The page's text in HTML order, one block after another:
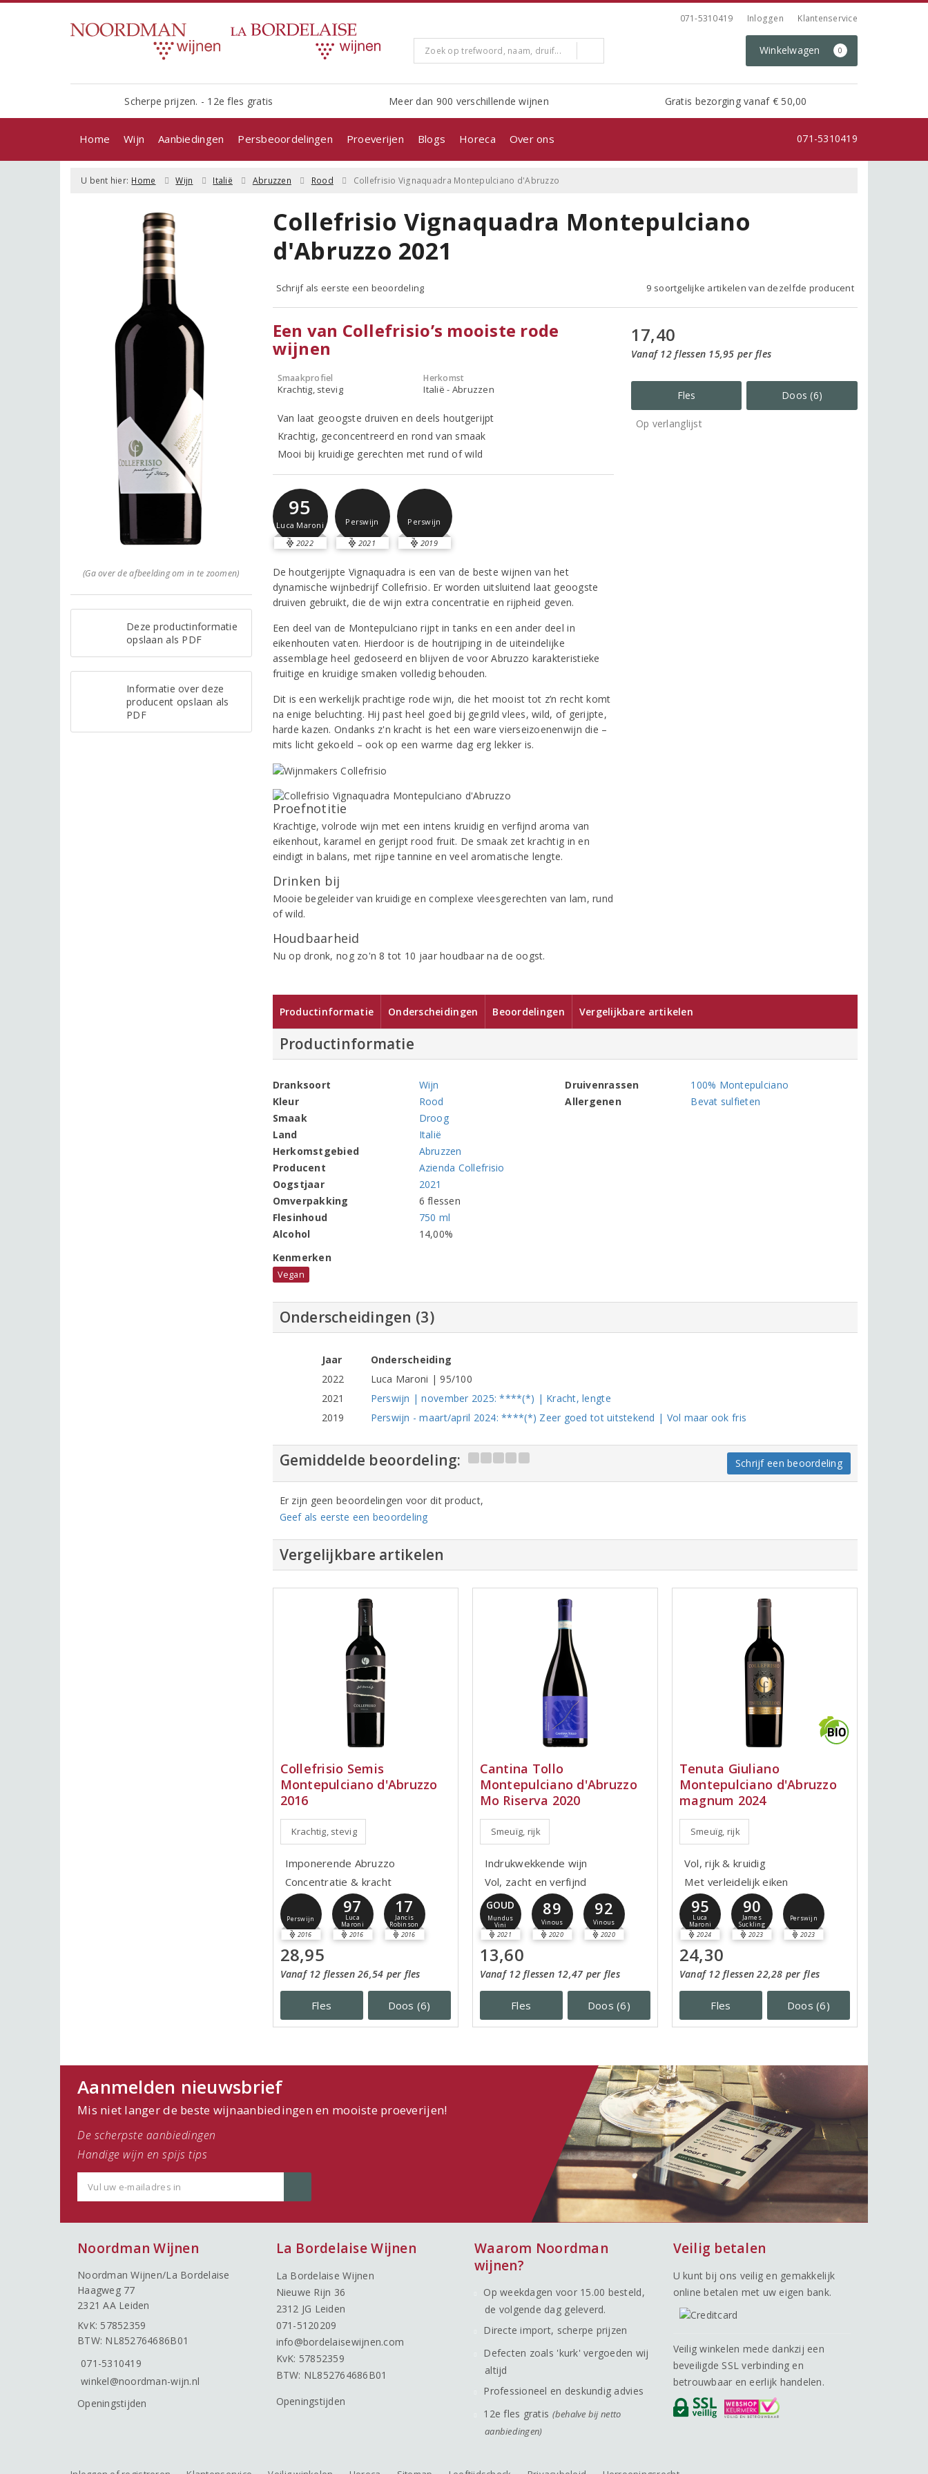
071-5310419 Inloggen Klantenservice
Winkelwagen 0
Scherpe prijzen. - 12e fles gratis Meer dan 900 verschillende wijnen Gratis bezorging vanaf € 50,00
Home Wijn Aanbiedingen Persbeoordelingen Proeverijen Blogs Horeca Over ons 071-5310419
U bent hier: Home Wijn Italië Abruzzen Rood Collefrisio Vignaquadra Montepulciano d'Abruzzo
(Ga over de afbeelding om in te zoomen)
Deze productinformatie
opslaan als PDF
Informatie over deze
producent opslaan als
PDF
Collefrisio Vignaquadra Montepulciano
d'Abruzzo 2021
Schrijf als eerste een beoordeling 9 soortgelijke artikelen van dezelfde producent
Een van Collefrisio’s mooiste rode
wijnen
Smaakprofiel
Krachtig, stevig
Herkomst
Italië - Abruzzen
Van laat geoogste druiven en deels houtgerijpt
Krachtig, geconcentreerd en rond van smaak
Mooi bij kruidige gerechten met rund of wild
95
Luca Maroni
2022
Perswijn
2021
Perswijn
2019
De houtgerijpte Vignaquadra is een van de beste wijnen van het
dynamische wijnbedrijf Collefrisio. Er worden uitsluitend laat geoogste
druiven gebruikt, die de wijn extra concentratie en rijpheid geven.
Een deel van de Montepulciano rijpt in tanks en een ander deel in
eikenhouten vaten. Hierdoor is de houtrijping in de uiteindelijke
assemblage heel gedoseerd en blijven de voor Abruzzo karakteristieke
fruitige en kruidige smaken volledig behouden.
Dit is een werkelijk prachtige rode wijn, die het mooist tot z’n recht komt
na enige beluchting. Hij past heel goed bij gegrild vlees, wild, of gerijpte,
harde kazen. Ondanks z'n kracht is het een ware vierseizoenenwijn die –
mits licht gekoeld – ook op een warme dag erg lekker is.
Proefnotitie
Krachtige, volrode wijn met een intens kruidig en verfijnd aroma van
eikenhout, karamel en gerijpt rood fruit. De smaak zet krachtig in en
eindigt in balans, met rijpe tannine en veel aromatische lengte.
Drinken bij
Mooie begeleider van kruidige en complexe vleesgerechten van lam, rund
of wild.
Houdbaarheid
Nu op dronk, nog zo'n 8 tot 10 jaar houdbaar na de oogst.
17,40
Vanaf 12 flessen 15,95 per fles
Fles Doos (6)
Op verlanglijst
Productinformatie Onderscheidingen Beoordelingen Vergelijkbare artikelen
Productinformatie
Dranksoort
Wijn
Kleur
Rood
Smaak
Droog
Land
Italië
Herkomstgebied
Abruzzen
Producent
Azienda Collefrisio
Oogstjaar
2021
Omverpakking
6 flessen
Flesinhoud
750 ml
Alcohol
14,00%
Druivenrassen
100% Montepulciano
Allergenen
Bevat sulfieten
Kenmerken
Vegan
Onderscheidingen (3)
Jaar
Onderscheiding
2022
Luca Maroni | 95/100
2021
Perswijn | november 2025: ****(*) | Kracht, lengte
2019
Perswijn - maart/april 2024: ****(*) Zeer goed tot uitstekend | Vol maar ook fris
Gemiddelde beoordeling: Schrijf een beoordeling
Er zijn geen beoordelingen voor dit product,
Geef als eerste een beoordeling
Vergelijkbare artikelen
Collefrisio Semis
Montepulciano d'Abruzzo
2016
Krachtig, stevig
Imponerende Abruzzo
Concentratie & kracht
Perswijn
2016
97
Luca
Maroni
2016
17
Jancis
Robinson
2016
28,95
Vanaf 12 flessen 26,54 per fles
Fles Doos (6)
Cantina Tollo
Montepulciano d'Abruzzo
Mo Riserva 2020
Smeuïg, rijk
Indrukwekkende wijn
Vol, zacht en verfijnd
GOUD
Mundus
Vini
2021
89
Vinous
2020
92
Vinous
2020
13,60
Vanaf 12 flessen 12,47 per fles
Fles Doos (6)
Tenuta Giuliano
Montepulciano d'Abruzzo
magnum 2024
Smeuïg, rijk
Vol, rijk & kruidig
Met verleidelijk eiken
95
Luca
Maroni
2024
90
James
Suckling
2023
Perswijn
2023
24,30
Vanaf 12 flessen 22,28 per fles
Fles Doos (6)
Aanmelden nieuwsbrief
Mis niet langer de beste wijnaanbiedingen en mooiste proeverijen!
De scherpste aanbiedingen
Handige wijn en spijs tips
Noordman Wijnen
Noordman Wijnen/La Bordelaise
Haagweg 77
2321 AA Leiden
KvK: 57852359
BTW: NL852764686B01
071-5310419
winkel@noordman-wijn.nl
Openingstijden
La Bordelaise Wijnen
La Bordelaise Wijnen
Nieuwe Rijn 36
2312 JG Leiden
071-5120209
info@bordelaisewijnen.com
KvK: 57852359
BTW: NL852764686B01
Openingstijden
Waarom Noordman
wijnen?
Op weekdagen voor 15.00 besteld,
de volgende dag geleverd.
Directe import, scherpe prijzen
Defecten zoals 'kurk' vergoeden wij
altijd
Professioneel en deskundig advies
12e fles gratis (behalve bij netto
aanbiedingen)
Veilig betalen
U kunt bij ons veilig en gemakkelijk
online betalen met uw eigen bank.
Veilig winkelen mede dankzij een
beveiligde SSL verbinding en
betrouwbaar en eerlijk handelen.